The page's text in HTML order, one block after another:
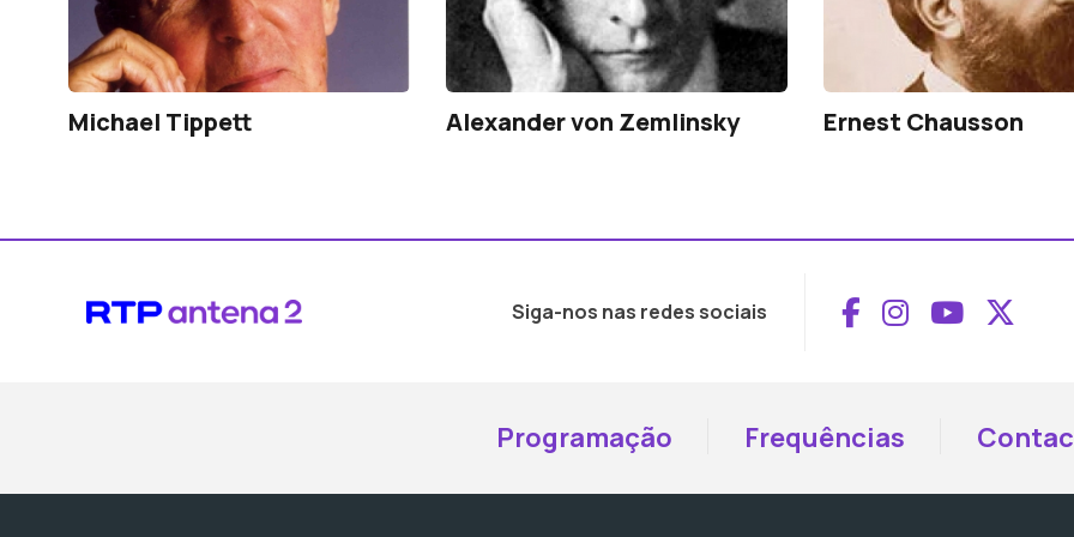
Michael Tippett Alexander von Zemlinsky Ernest Chausson
Siga-nos nas redes sociais Aceder ao
Aceder ao
Aceder
Programação Frequências